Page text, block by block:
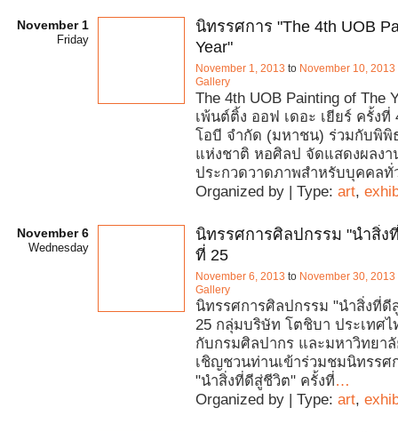
November 1
Friday
นิทรรศการ "The 4th UOB
Year"
November 1, 2013 to November 10, 2013
Gallery
The 4th UOB Painting of The
เพ้นต์ติ้ง ออฟ เดอะ เยียร์ ครั้งที่
โอบี จำกัด (มหาชน) ร่วมกับพิ
แห่งชาติ หอศิลป จัดแสดงผลงา
ประกวดวาดภาพสำหรับบุคคลทั่
Organized by | Type: art,
November 6
Wednesday
นิทรรศการศิลปกรรม "นำสิ่ง
ที่ 25
November 6, 2013 to November 30, 2013
Gallery
นิทรรศการศิลปกรรม "นำสิ่งที่ดี
25 กลุ่มบริษัท โตชิบา ประเทศ
กับกรมศิลปากร และมหาวิทยา
เชิญชวนท่านเข้าร่วมชมนิทรรศ
"นำสิ่งที่ดีสู่ชีวิต" ครั้งที่…
Organized by | Type: art,